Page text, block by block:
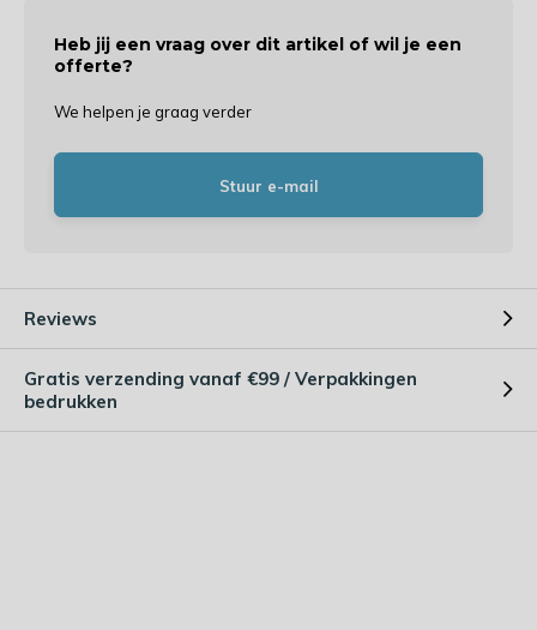
Heb jij een vraag over dit artikel of wil je een
offerte?
We helpen je graag verder
Stuur e-mail
Reviews
Gratis verzending vanaf €99 / Verpakkingen
bedrukken